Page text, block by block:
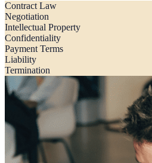
Contract Law
Negotiation
Intellectual Property
Confidentiality
Payment Terms
Liability
Termination